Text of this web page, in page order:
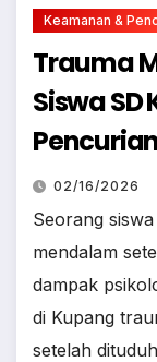
Keamanan &
Trauma
Siswa
02/16/2026
Seorang
mendalam
dampak
di Kupang
setelah